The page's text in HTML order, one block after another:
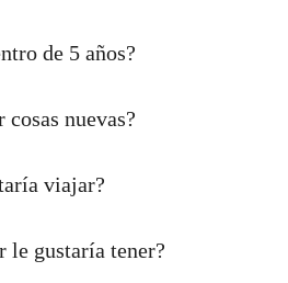
de 5 años?
nuevas?
viajar?
le gustaría tener?